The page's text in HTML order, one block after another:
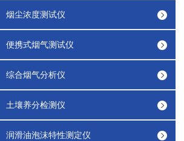
烟尘浓度测试仪
便携式烟气测试仪
综合烟气分析仪
土壤养分检测仪
润滑油泡沫特性测定仪